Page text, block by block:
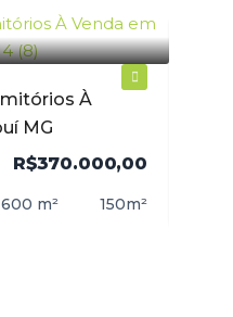
À
MG
R$370.000,00
600 m² 150m²